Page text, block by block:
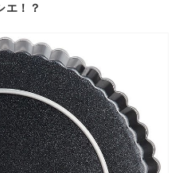
エ！？